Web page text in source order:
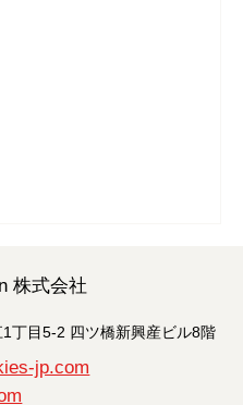
株式会社
丁目5-2 四ツ橋新興産ビル8階
jp.com